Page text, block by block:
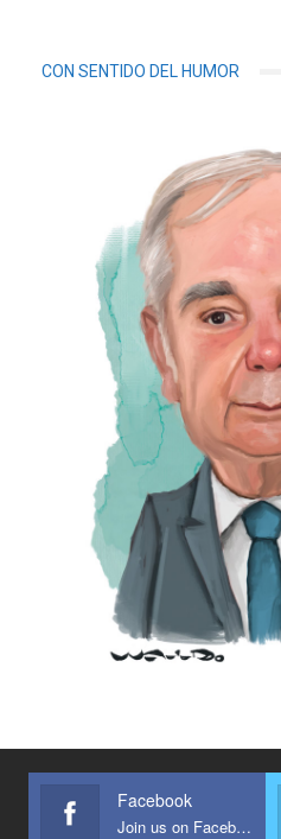
CON SENTIDO DEL HUMOR
Facebook
Join us on Facebook